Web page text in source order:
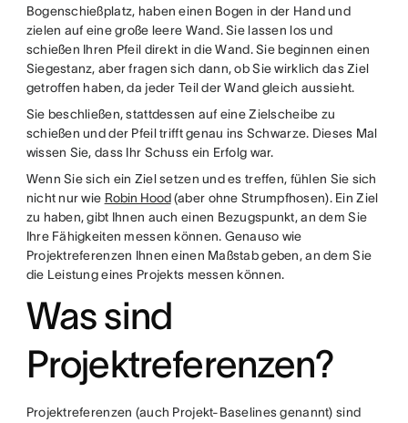
Bogenschießplatz, haben einen Bogen in der Hand und
zielen auf eine große leere Wand. Sie lassen los und
schießen Ihren Pfeil direkt in die Wand. Sie beginnen einen
Siegestanz, aber fragen sich dann, ob Sie wirklich das Ziel
getroffen haben, da jeder Teil der Wand gleich aussieht.
Sie beschließen, stattdessen auf eine Zielscheibe zu
schießen und der Pfeil trifft genau ins Schwarze. Dieses Mal
wissen Sie, dass Ihr Schuss ein Erfolg war.
Wenn Sie sich ein Ziel setzen und es treffen, fühlen Sie sich
nicht nur wie Robin Hood(aber ohne Strumpfhosen). Ein Ziel
zu haben, gibt Ihnen auch einen Bezugspunkt, an dem Sie
Ihre Fähigkeiten messen können. Genauso wie
Projektreferenzen Ihnen einen Maßstab geben, an dem Sie
die Leistung eines Projekts messen können.
Was sind
Projektreferenzen?
Projektreferenzen (auch Projekt-Baselines genannt) sind